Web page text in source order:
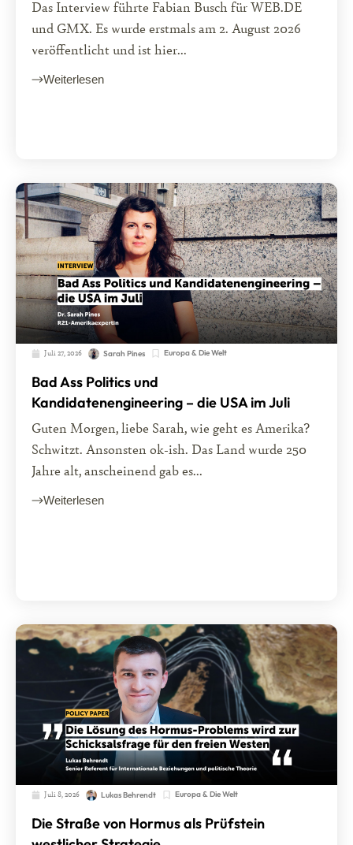
Das Interview führte Fabian Busch für WEB.DE
und GMX. Es wurde erstmals am 2. August 2026
veröffentlicht und ist hier...
Weiterlesen
Juli 27, 2026 Sarah Pines Europa & Die Welt
Bad Ass Politics und
Kandidatenengineering – die USA im Juli
Guten Morgen, liebe Sarah, wie geht es Amerika?
Schwitzt. Ansonsten ok-ish. Das Land wurde 250
Jahre alt, anscheinend gab es...
Weiterlesen
Juli 8, 2026 Lukas Behrendt Europa & Die Welt
Die Straße von Hormus als Prüfstein